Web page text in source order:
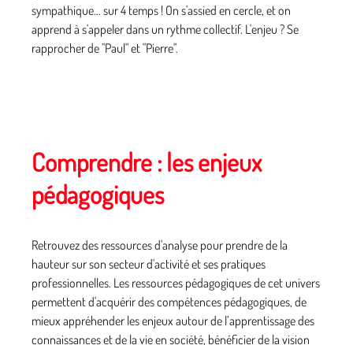
sympathique… sur 4 temps ! On s'assied en cercle, et on
apprend à s'appeler dans un rythme collectif. L'enjeu ? Se
rapprocher de "Paul" et "Pierre".
Comprendre : les enjeux
pédagogiques
Retrouvez des ressources d'analyse pour prendre de la
hauteur sur son secteur d'activité et ses pratiques
professionnelles. Les ressources pédagogiques de cet univers
permettent d'acquérir des compétences pédagogiques, de
mieux appréhender les enjeux autour de l’apprentissage des
connaissances et de la vie en société, bénéficier de la vision